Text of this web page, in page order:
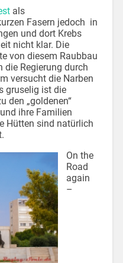
als
Fasern jedoch in
und dort Krebs
nicht klar. Die
von diesem Raubbau
die Regierung durch
versucht die Narben
gruselig ist die
den „goldenen“
ihre Familien
Hütten sind natürlich
On the
Road
again
–